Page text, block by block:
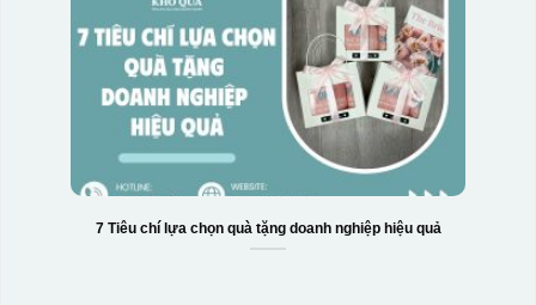
7 Tiêu chí lựa chọn quà tặng doanh nghiệp hiệu quả